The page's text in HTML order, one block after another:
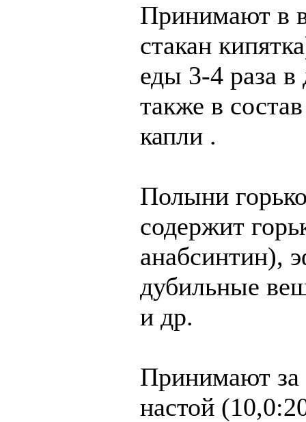
Принимают в
стакан
еды 3-4 раза в
также в
капли .
Полыни
содержит
анабсинтин),
дубильные
и др.
Принимают за
настой